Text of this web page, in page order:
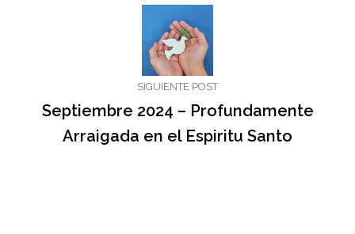
SIGUIENTE POST
Septiembre 2024 – Profundamente
Arraigada en el Espiritu Santo